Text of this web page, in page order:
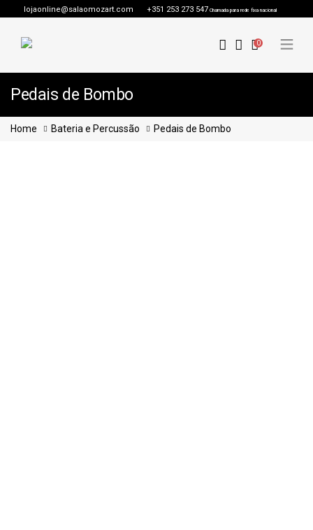
lojaonline@salaomozart.com +351 253 273 547 Chamada para rede fixa nacional
0
Pedais de Bombo
Home Bateria e Percussão Pedais de Bombo